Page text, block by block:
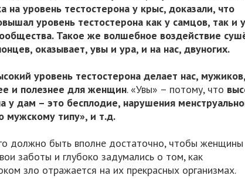
на уровень тестостерона у крыс, доказали, что
уровень тестостерона как у самцов, так и у
Такое же волшебное воздействие
оказывает, увы и ура, и на нас, двуногих.
уровень тестостерона делает нас, мужиков,
и полезнее для женщин. «Увы» – потому, что
у дам – это бесплодие, нарушения
мужскому типу», и т.д.
должно быть вполне достаточно, чтобы женщины
заботы и глубоко задумались о том, как
зло отражается на их прекрасных организмах.